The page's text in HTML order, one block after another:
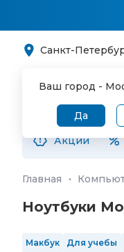
Санкт-
Ваш город -
Да
Акции
Главная ·
Ноутбуки
Макбук Для учебы